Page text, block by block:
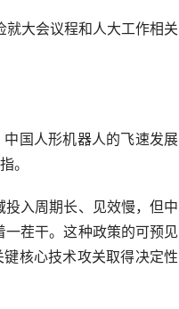
大会议程和人大工作相关
国人形机器人的飞速发展
。
入周期长、见效慢，但中
茬干。这种政策的可预见
核心技术攻关取得决定性